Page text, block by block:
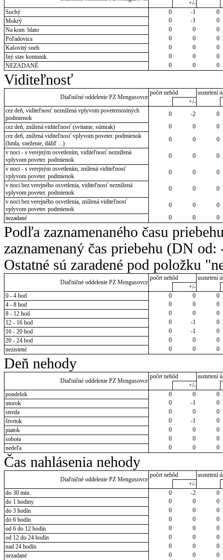
+/-
Suchý
0 -1
0
Mokrý
0 -1
0
Na kom. blato
0 0
0
Poľadovica
0 0
0
Kašovitý sneh
0 0
0
Iný stav komunik.
0 0
0
NEZADANÉ
0 0 0
Viditeľnosť
Diaľničné oddelenie PZ Mengusovce
počet nehôd
usmrtení
+/-
cez deň, viditeľnosť neznížená vplyvom poveternostných
podmienok
0 -2
0
cez deň, znížená viditeľnosť (svitanie, súmrak)
0 0
0
cez deň, znížená viditeľnosť vplyvom poveter. podmienok
(hmla, sneženie, dážď ...)
0 0
0
v noci - s verejným osvetlením, viditeľnosť neznížená
vplyvom poveter. podmienok
0 0
0
v noci - s verejným osvetlením, znížená viditeľnosť
vplyvom poveter. podmienok
0 0
0
v noci bez verejného osvetlenia, viditeľnosť neznížená
vplyvom poveter. podmienok
0 0
0
v noci bez verejného osvetlenia, znížená viditeľnosť
vplyvom poveter. podmienok
0 0
0
nezadané
0 0 0
Podľa zaznamenaného času
zaznamenaný čas priebehu (DN
Ostatné sú zaradené pod položku
Diaľničné oddelenie PZ Mengusovce
počet nehôd
usmrtení
+/-
0 - 4 hod
0 0
0
4 - 8 hod
0 0
0
8 - 12 hod
0 0
0
12 - 16 hod
0 -1
0
16 - 20 hod
0 -1
0
20 - 24 hod
0 0
0
nezistené
0 0 0
Deň nehody
Diaľničné oddelenie PZ Mengusovce
počet nehôd
usmrtení
+/-
pondelok
0 0
0
utorok
0 -1
0
streda
0 0
0
štvrtok
0 -1
0
piatok
0 0
0
sobota
0 0
0
nedeľa
0 0 0
Čas nahlásenia nehody
Diaľničné oddelenie PZ Mengusovce
počet nehôd
usmrtení
+/-
do 30 min.
0 -2
0
do 1 hodiny
0 0
0
do 3 hodín
0 0
0
do 6 hodín
0 0
0
od 6 do 12 hodín
0 0
0
od 12 do 24 hodín
0 0
0
nad 24 hodín
0 0
0
nezadané
0 0 0